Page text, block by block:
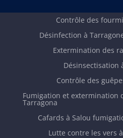
Contrôle des
Désinfection à
Extermination des
Désinsectisation
Contrôle des
Fumigation et extermination
Tarragona
Cafards à Salou
Lutte contre les vers